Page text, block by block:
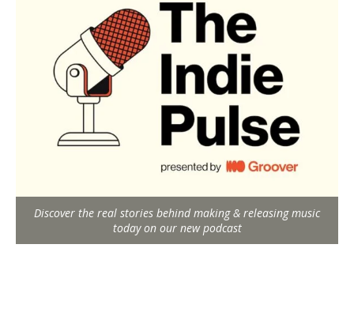
Discover the real stories behind making & releasing music
today on our new podcast